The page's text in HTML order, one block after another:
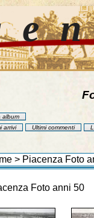
album
arrivi
Ultimi commenti
> Piacenza Foto
Foto anni 50